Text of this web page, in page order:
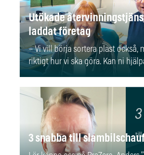
Utökade
laddat företag
– Vi vill börja sortera plast också,
riktigt hur vi ska göra. Kan ni
3 snabba till